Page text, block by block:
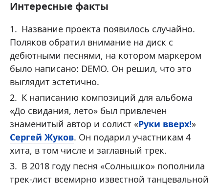
Интересные факты
Название проекта появилось случайно.
Поляков обратил внимание на диск с
дебютными песнями, на котором маркером
было написано: DEMO. Он решил, что это
выглядит эстетично.
К написанию композиций для альбома
«До свидания, лето» был привлечен
знаменитый автор и солист «Руки вверх!»
Сергей Жуков. Он подарил участникам 4
хита, в том числе и заглавный трек.
В 2018 году песня «Солнышко» пополнила
трек-лист всемирно известной танцевальной